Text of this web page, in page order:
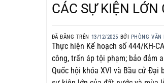
CÁC SỰ KIỆN
ĐÃ ĐĂNG TRÊN 13/12/2025 BỞI PHÒNG VĂN
Thực hiện Kế hoạch số 444/KH-
công, trấn áp tội phạm; bảo đảm
Quốc hội khóa XVI và Bầu cử Đại